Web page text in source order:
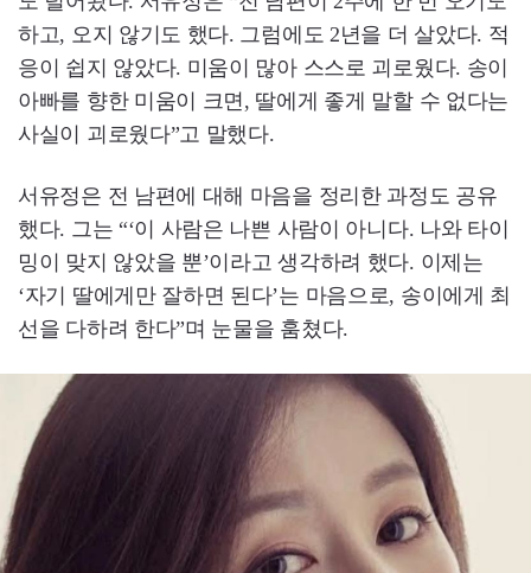
하고, 오지 않기도 했다. 그럼에도 2년을 더 살았다. 적
응이 쉽지 않았다. 미움이 많아 스스로 괴로웠다. 송이
아빠를 향한 미움이 크면, 딸에게 좋게 말할 수 없다는
사실이 괴로웠다”고 말했다.
서유정은 전 남편에 대해 마음을 정리한 과정도 공유
했다. 그는 “‘이 사람은 나쁜 사람이 아니다. 나와 타이
밍이 맞지 않았을 뿐’이라고 생각하려 했다. 이제는
‘자기 딸에게만 잘하면 된다’는 마음으로, 송이에게 최
선을 다하려 한다”며 눈물을 훔쳤다.